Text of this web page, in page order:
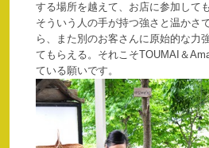
する場所を越えて、お店に参加して
そういう人の手が持つ強さと温かさ
ら、また別のお客さんに原始的な力
てもらえる。それこそTOUMAI＆
ている願いです。